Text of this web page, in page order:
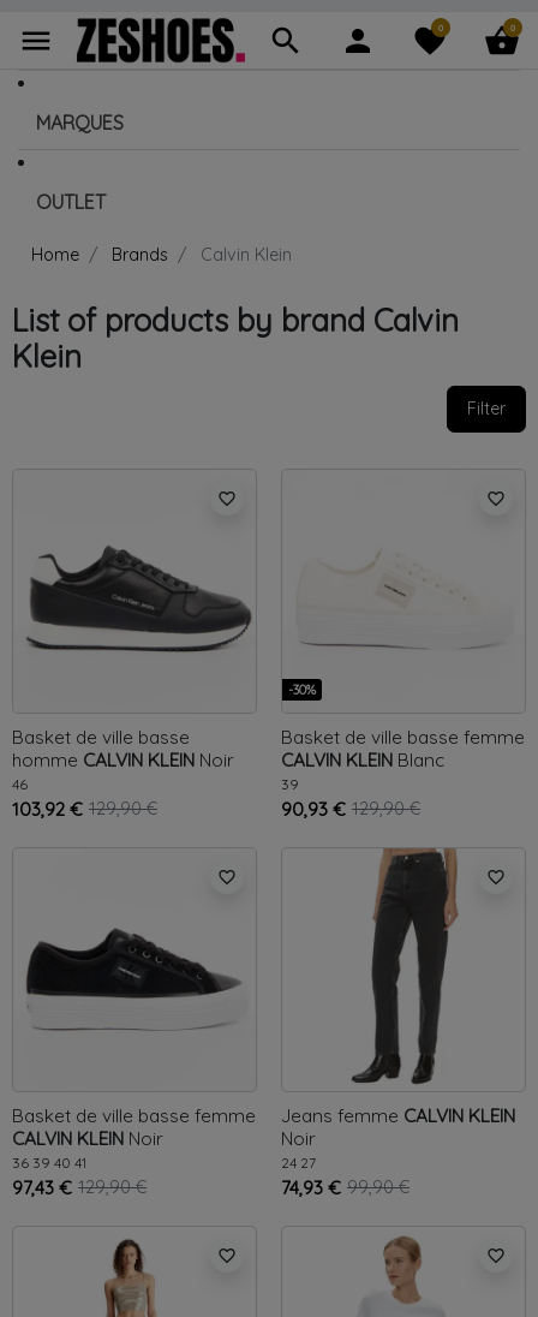
menu search person favorite
0 shopping_basket
0
MARQUES
OUTLET
Home Brands Calvin Klein
List of products by brand Calvin
Klein
Filter
favorite_border
Basket de ville basse
homme CALVIN KLEIN Noir
46
103,92 € 129,90 €
favorite_border
-30%
Basket de ville basse femme
CALVIN KLEIN Blanc
39
90,93 € 129,90 €
favorite_border
Basket de ville basse femme
CALVIN KLEIN Noir
36 39 40 41
97,43 € 129,90 €
favorite_border
Jeans femme CALVIN KLEIN
Noir
24 27
74,93 € 99,90 €
favorite_border favorite_border